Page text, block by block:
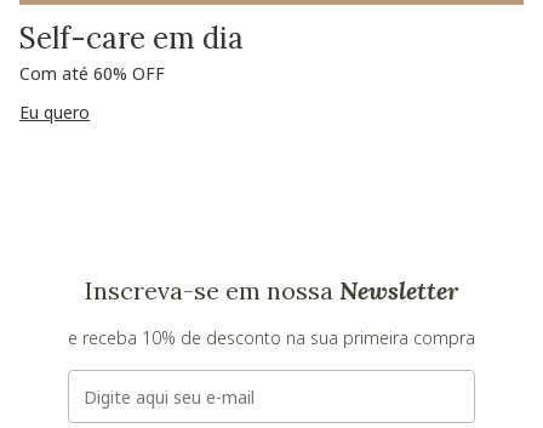
Self-care em dia
Com até 60% OFF
Eu quero
Inscreva-se em nossa Newsletter
e receba 10% de desconto na sua primeira compra
E-mail